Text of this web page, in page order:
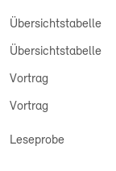
Übersichtstabelle
Übersichtstabelle
Vortrag
Vortrag
Leseprobe